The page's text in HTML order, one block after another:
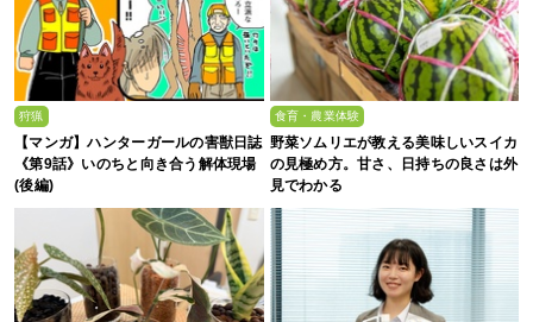
狩猟
【マンガ】ハンターガールの害獣日誌
《第9話》いのちと向き合う解体現場
(後編)
食育・農業体験
野菜ソムリエが教える美味しいスイカ
の見極め方。甘さ、日持ちの良さは外
見でわかる